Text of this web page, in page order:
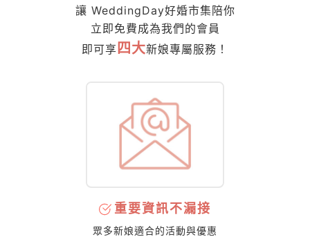
讓 WeddingDay好婚市集陪你
立即免費成為我們的會員
即可享 四大新娘專屬服務！
重要資訊不漏接
眾多新娘適合的活動與優惠